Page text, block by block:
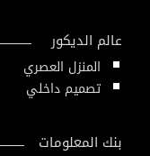
عالم الديكور
المنزل العصري
تصميم داخلي
بنك المعلومات